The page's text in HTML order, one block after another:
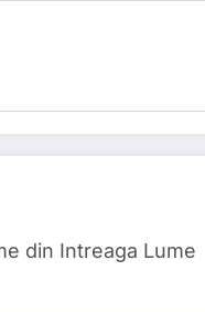
din Intreaga Lume